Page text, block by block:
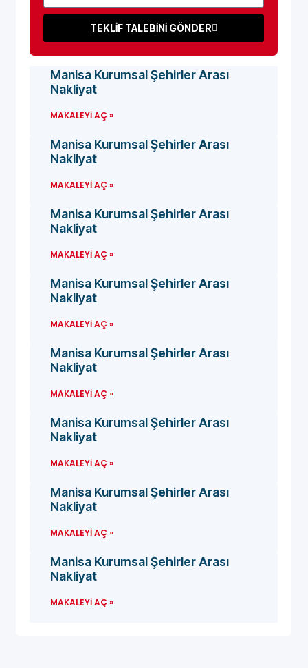
TEKLİF TALEBİNİ GÖNDER
Manisa Kurumsal Şehirler Arası
Nakliyat
MAKALEYI AÇ »
Manisa Kurumsal Şehirler Arası
Nakliyat
MAKALEYI AÇ »
Manisa Kurumsal Şehirler Arası
Nakliyat
MAKALEYI AÇ »
Manisa Kurumsal Şehirler Arası
Nakliyat
MAKALEYI AÇ »
Manisa Kurumsal Şehirler Arası
Nakliyat
MAKALEYI AÇ »
Manisa Kurumsal Şehirler Arası
Nakliyat
MAKALEYI AÇ »
Manisa Kurumsal Şehirler Arası
Nakliyat
MAKALEYI AÇ »
Manisa Kurumsal Şehirler Arası
Nakliyat
MAKALEYI AÇ »